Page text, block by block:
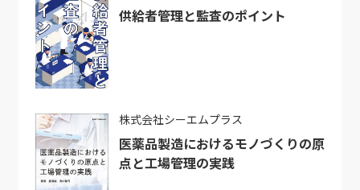
供給者管理と監査のポイント
株式会社シーエムプラス
医薬品製造におけるモノづくりの原
点と工場管理の実践